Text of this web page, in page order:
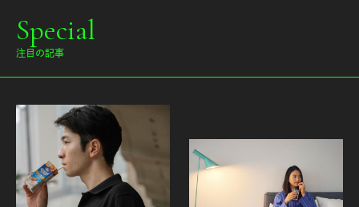
Special
注目の記事